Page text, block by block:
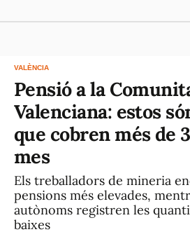
VALÈNCIA
Pensió a la
Valenciana: estos
que cobren més de
mes
Els treballadors de mineria
pensions més elevades,
autònoms registren les
baixes